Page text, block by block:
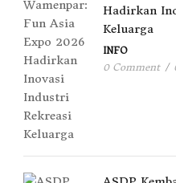
Hadirkan
Keluarga
INFO
0 Comment /